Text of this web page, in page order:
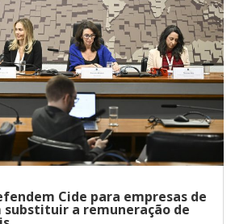
Cide para empresas de
a remuneração de